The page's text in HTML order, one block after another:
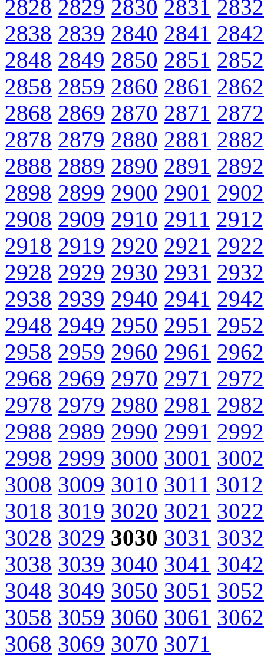
2828 2829 2830 2831 2832
2838 2839 2840 2841 2842
2848 2849 2850 2851 2852
2858 2859 2860 2861 2862
2868 2869 2870 2871 2872
2878 2879 2880 2881 2882
2888 2889 2890 2891 2892
2898 2899 2900 2901 2902
2908 2909 2910 2911 2912
2918 2919 2920 2921 2922
2928 2929 2930 2931 2932
2938 2939 2940 2941 2942
2948 2949 2950 2951 2952
2958 2959 2960 2961 2962
2968 2969 2970 2971 2972
2978 2979 2980 2981 2982
2988 2989 2990 2991 2992
2998 2999 3000 3001 3002
3008 3009 3010 3011 3012
3018 3019 3020 3021 3022
3028 3029 3030 3031 3032
3038 3039 3040 3041 3042
3048 3049 3050 3051 3052
3058 3059 3060 3061 3062
3068 3069 3070 3071